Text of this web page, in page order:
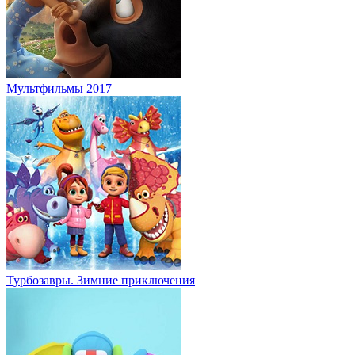
Мультфильмы 2017
Турбозавры. Зимние приключения